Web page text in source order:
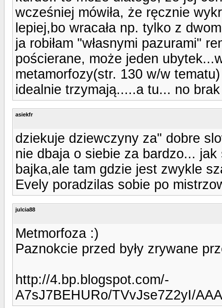
wcześniej mówiła, że ręcznie
lepiej,bo wracała np. tylko z
ja robiłam "własnymi pazurami"
pościerane, może jeden
metamorfozy(str. 130 w/w
idealnie trzymają.....a tu... no
asiekfr
dziekuje dziewczyny za" dobre
nie dbaja o siebie za bardzo...
bajka,ale tam gdzie jest zwykle
Evely poradzilas sobie po
julcia88
Metmorfoza :)
Paznokcie przed były zrywane
http://4.bp.blogspot.com/-
A7sJ7BEHURo/TVvJse7Z2yI/